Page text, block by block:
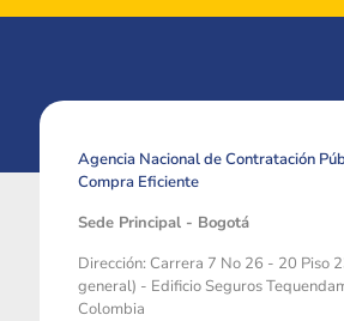
Agencia Nacional de Contratación
Compra Eficiente
Sede Principal - Bogotá
Dirección: Carrera 7 No 26 - 20 Piso
general) - Edificio Seguros
Colombia